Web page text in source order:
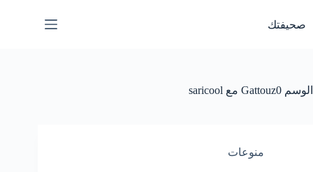
المحتوى
صحيفتك
الوسم
منوعات